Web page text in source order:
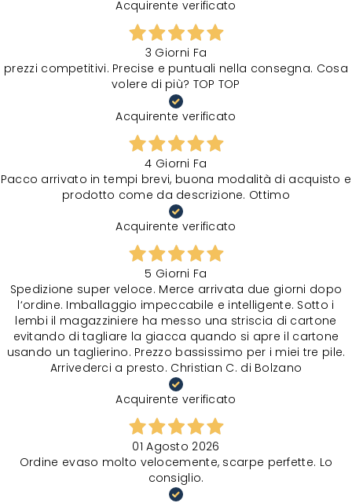
Acquirente verificato
3 Giorni Fa
prezzi competitivi. Precise e puntuali nella consegna. Cosa
volere di più? TOP TOP
Acquirente verificato
4 Giorni Fa
Pacco arrivato in tempi brevi, buona modalità di acquisto e
prodotto come da descrizione. Ottimo
Acquirente verificato
5 Giorni Fa
Spedizione super veloce. Merce arrivata due giorni dopo
l‘ordine. Imballaggio impeccabile e intelligente. Sotto i
lembi il magazziniere ha messo una striscia di cartone
evitando di tagliare la giacca quando si apre il cartone
usando un taglierino. Prezzo bassissimo per i miei tre pile.
Arrivederci a presto. Christian C. di Bolzano
Acquirente verificato
01 Agosto 2026
Ordine evaso molto velocemente, scarpe perfette. Lo
consiglio.